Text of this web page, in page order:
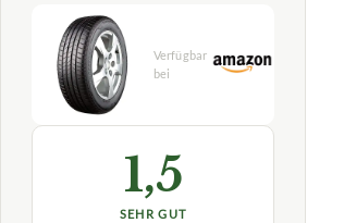
1,5
SEHR GUT